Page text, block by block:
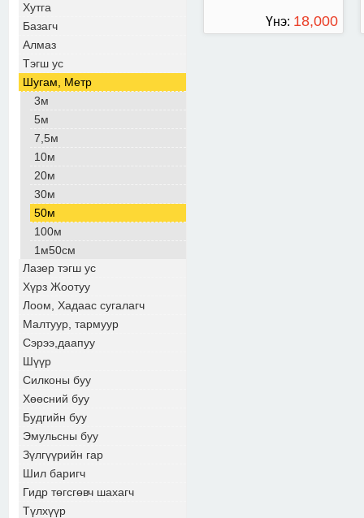
Хутга
Базагч
Алмаз
Тэгш ус
Шугам, Метр
3м
5м
7,5м
10м
20м
30м
50м
100м
1м50см
Лазер тэгш ус
Хүрз Жоотуу
Лоом, Хадаас сугалагч
Малтуур, тармуур
Сэрээ,даапуу
Шүүр
Силконы буу
Хөөсний буу
Будгийн буу
Эмульсны буу
Зүлгүүрийн гар
Шил баригч
Гидр төгсгөвч шахагч
Түлхүүр
Үнэ: 18,000